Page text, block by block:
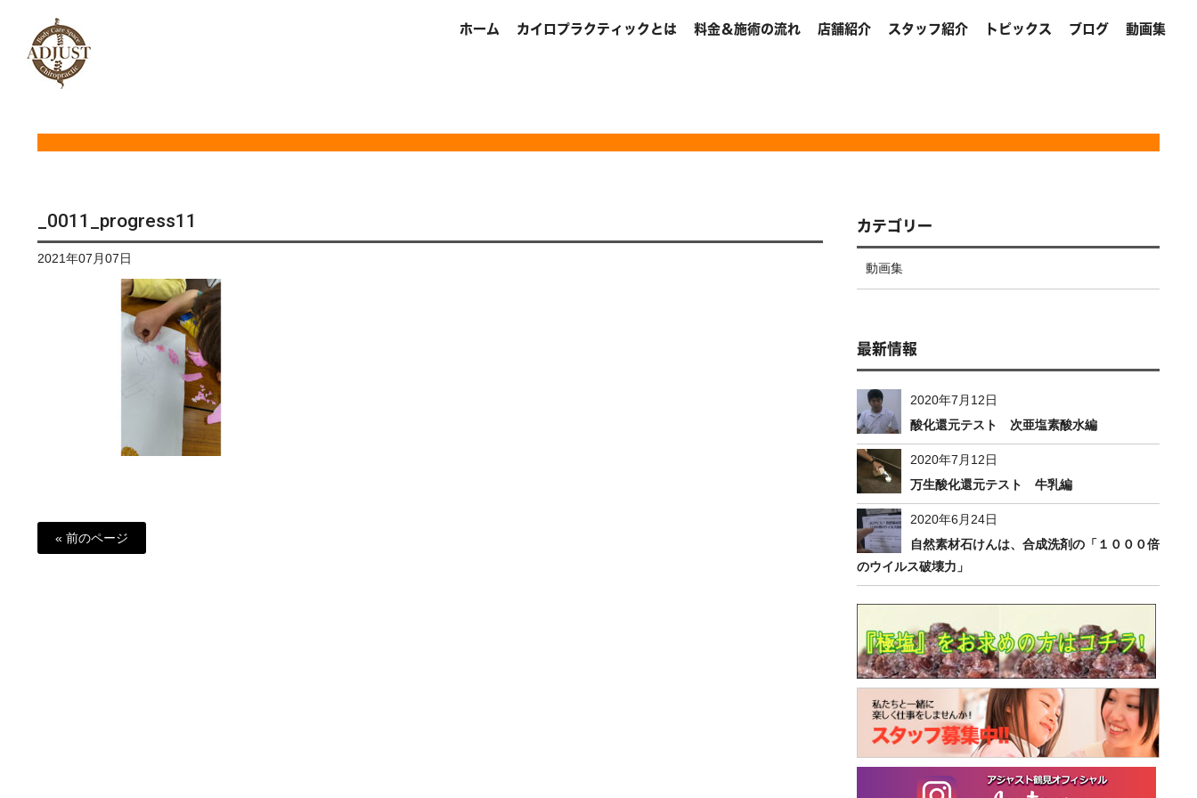
ホーム カイロプラクティックとは 料金＆施術の流れ 店舗紹介 スタッフ紹介 トピックス ブログ 動画集
_0011_progress11
2021年07月07日
« 前のページ
カテゴリー
動画集
最新情報
2020年7月12日
酸化還元テスト 次亜塩素酸水編
2020年7月12日
万生酸化還元テスト 牛乳編
2020年6月24日
自然素材石けんは、合成洗剤の「１０００倍
のウイルス破壊力」